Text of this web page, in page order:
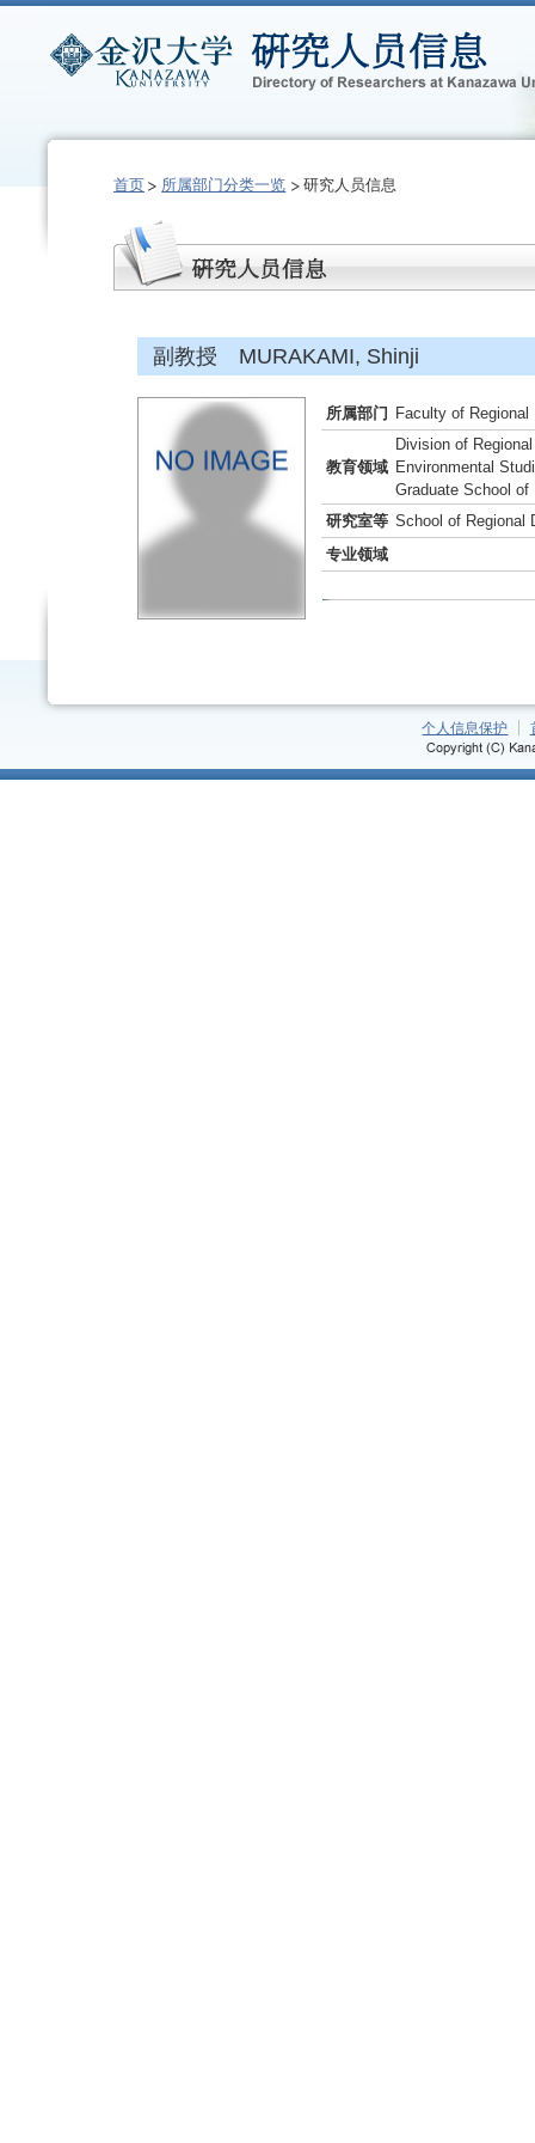
首页 所属部门分类一览 研究人员信息
副教授 MURAKAMI, Shinji
所属部门 Faculty of
教育领域
Division of
Environmental
Graduate School
研究室等 School of Regional
专业领域
个人信息保护